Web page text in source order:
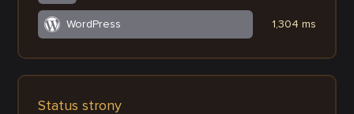
WordPress 1,304 ms
Status strony